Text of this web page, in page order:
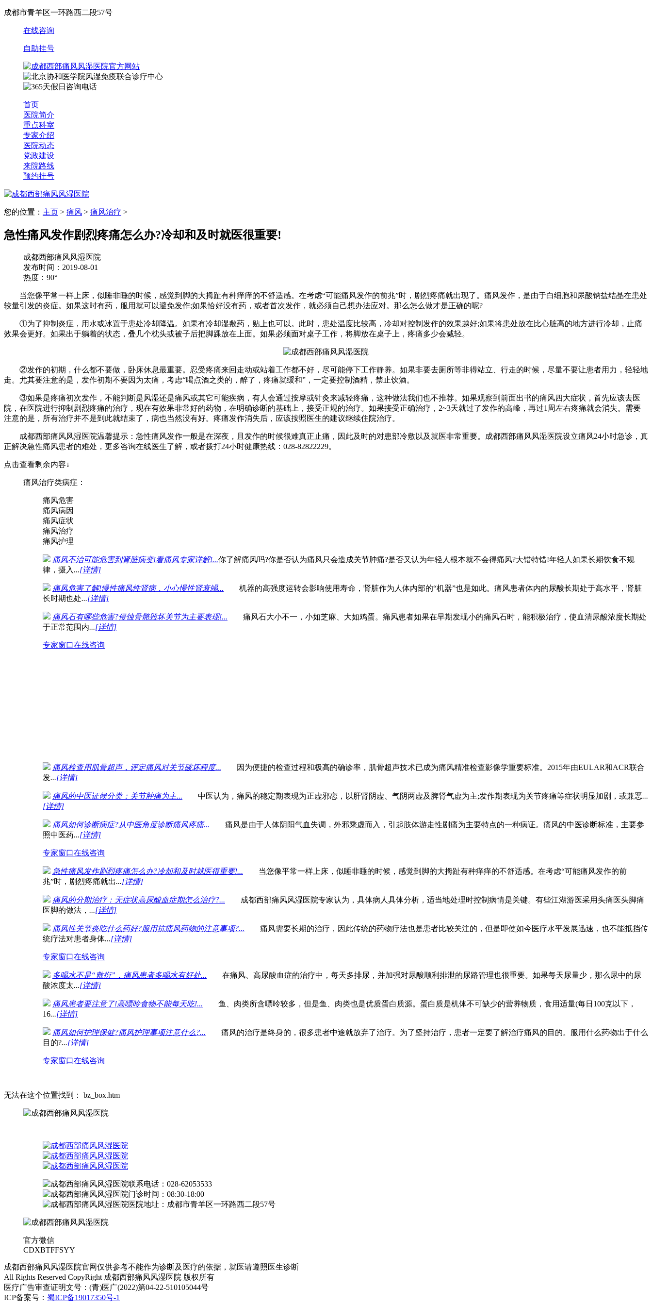
成都市青羊区一环路西二段57号
在线咨询
自助挂号
首页
医院简介
重点科室
专家介绍
医院动态
党政建设
来院路线
预约挂号
您的位置： 主页 > 痛风 > 痛风治疗 >
急性痛风发作剧烈疼痛怎么办?冷却和及时就医很重要!
成都西部痛风风湿医院
发布时间：2019-08-01
热度：90°
当您像平常一样上床，似睡非睡的时候，感觉到脚的大拇趾有种痒痒的不舒适感。在考虑“可能痛风发作的前兆”时，剧烈疼痛就出现了。痛风发作，是由于白细胞和尿酸钠盐结晶在患处
较量引发的炎症。如果这时有药，服用就可以避免发作;如果恰好没有药，或者首次发作，就必须自己想办法应对。那么怎么做才是正确的呢?
①为了抑制炎症，用水或冰置于患处冷却降温。如果有冷却湿敷药，贴上也可以。此时，患处温度比较高，冷却对控制发作的效果越好;如果将患处放在比心脏高的地方进行冷却，止痛
效果会更好。如果出于躺着的状态，叠几个枕头或被子后把脚踝放在上面。如果必须面对桌子工作，将脚放在桌子上，疼痛多少会减轻。
②发作的初期，什么都不要做，卧床休息最重要。忍受疼痛来回走动或站着工作都不好，尽可能停下工作静养。如果非要去厕所等非得站立、行走的时候，尽量不要让患者用力，轻轻地
走。尤其要注意的是，发作初期不要因为太痛，考虑“喝点酒之类的，醉了，疼痛就缓和”，一定要控制酒精，禁止饮酒。
③如果是疼痛初次发作，不能判断是风湿还是痛风或其它可能疾病，有人会通过按摩或针灸来减轻疼痛，这种做法我们也不推荐。如果观察到前面出书的痛风四大症状，首先应该去医
院，在医院进行抑制剧烈疼痛的治疗，现在有效果非常好的药物，在明确诊断的基础上，接受正规的治疗。如果接受正确治疗，2~3天就过了发作的高峰，再过1周左右疼痛就会消失。需要
注意的是，所有治疗并不是到此就结束了，病也当然没有好。疼痛发作消失后，应该按照医生的建议继续住院治疗。
成都西部痛风风湿医院温馨提示：急性痛风发作一般是在深夜，且发作的时候很难真正止痛，因此及时的对患部冷敷以及就医非常重要。成都西部痛风风湿医院设立痛风24小时急诊，真
正解决急性痛风患者的难处，更多咨询在线医生了解，或者拨打24小时健康热线：028-82822229。
点击查看剩余内容↓
痛风治疗类病症：
痛风危害
痛风病因
痛风症状
痛风治疗
痛风护理
痛风不治可能危害到肾脏病变!看痛风专家详解!...你了解痛风吗?你是否认为痛风只会造成关节肿痛?是否又认为年轻人根本就不会得痛风?大错特错!年轻人如果长期饮食不规
律，摄入...[详情]
痛风危害了解!慢性痛风性肾病，小心慢性肾衰竭... 机器的高强度运转会影响使用寿命，肾脏作为人体内部的“机器”也是如此。痛风患者体内的尿酸长期处于高水平，肾脏
长时期也处...[详情]
痛风石有哪些危害?侵蚀骨骼毁坏关节为主要表现!... 痛风石大小不一，小如芝麻、大如鸡蛋。痛风患者如果在早期发现小的痛风石时，能积极治疗，使血清尿酸浓度长期处
于正常范围内...[详情]
专家窗口在线咨询
痛风检查用肌骨超声，评定痛风对关节破坏程度... 因为便捷的检查过程和极高的确诊率，肌骨超声技术已成为痛风精准检查影像学重要标准。2015年由EULAR和ACR联合
发...[详情]
痛风的中医证候分类：关节肿痛为主... 中医认为，痛风的稳定期表现为正虚邪恋，以肝肾阴虚、气阴两虚及脾肾气虚为主;发作期表现为关节疼痛等症状明显加剧，或兼恶...
[详情]
痛风如何诊断病症?从中医角度诊断痛风疼痛... 痛风是由于人体阴阳气血失调，外邪乘虚而入，引起肢体游走性剧痛为主要特点的一种病证。痛风的中医诊断标准，主要参
照中医药...[详情]
专家窗口在线咨询
急性痛风发作剧烈疼痛怎么办?冷却和及时就医很重要!... 当您像平常一样上床，似睡非睡的时候，感觉到脚的大拇趾有种痒痒的不舒适感。在考虑“可能痛风发作的前
兆”时，剧烈疼痛就出...[详情]
痛风的分期治疗：无症状高尿酸血症期怎么治疗?... 成都西部痛风风湿医院专家认为，具体病人具体分析，适当地处理时控制病情是关键。有些江湖游医采用头痛医头脚痛
医脚的做法， ...[详情]
痛风性关节炎吃什么药好?服用抗痛风药物的注意事项?... 痛风需要长期的治疗，因此传统的药物疗法也是患者比较关注的，但是即使如今医疗水平发展迅速，也不能抵挡传
统疗法对患者身体...[详情]
专家窗口在线咨询
多喝水不是“敷衍”，痛风患者多喝水有好处... 在痛风、高尿酸血症的治疗中，每天多排尿，并加强对尿酸顺利排泄的尿路管理也很重要。如果每天尿量少，那么尿中的尿
酸浓度太...[详情]
痛风患者要注意了!高嘌呤食物不能每天吃!... 鱼、肉类所含嘌呤较多，但是鱼、肉类也是优质蛋白质源。蛋白质是机体不可缺少的营养物质，食用适量(每日100克以下，
16...[详情]
痛风如何护理保健?痛风护理事项注意什么?... 痛风的治疗是终身的，很多患者中途就放弃了治疗。为了坚持治疗，患者一定要了解治疗痛风的目的。服用什么药物出于什么
目的?...[详情]
专家窗口在线咨询
无法在这个位置找到： bz_box.htm
联系电话：028-62053533
门诊时间：08:30-18:00
医院地址：成都市青羊区一环路西二段57号
官方微信
CDXBTFFSYY
成都西部痛风风湿医院官网仅供参考不能作为诊断及医疗的依据，就医请遵照医生诊断
All Rights Reserved CopyRight 成都西部痛风风湿医院 版权所有
医疗广告审查证明文号：(青)医广(2022)第04-22-510105044号
ICP备案号： 蜀ICP备19017350号-1